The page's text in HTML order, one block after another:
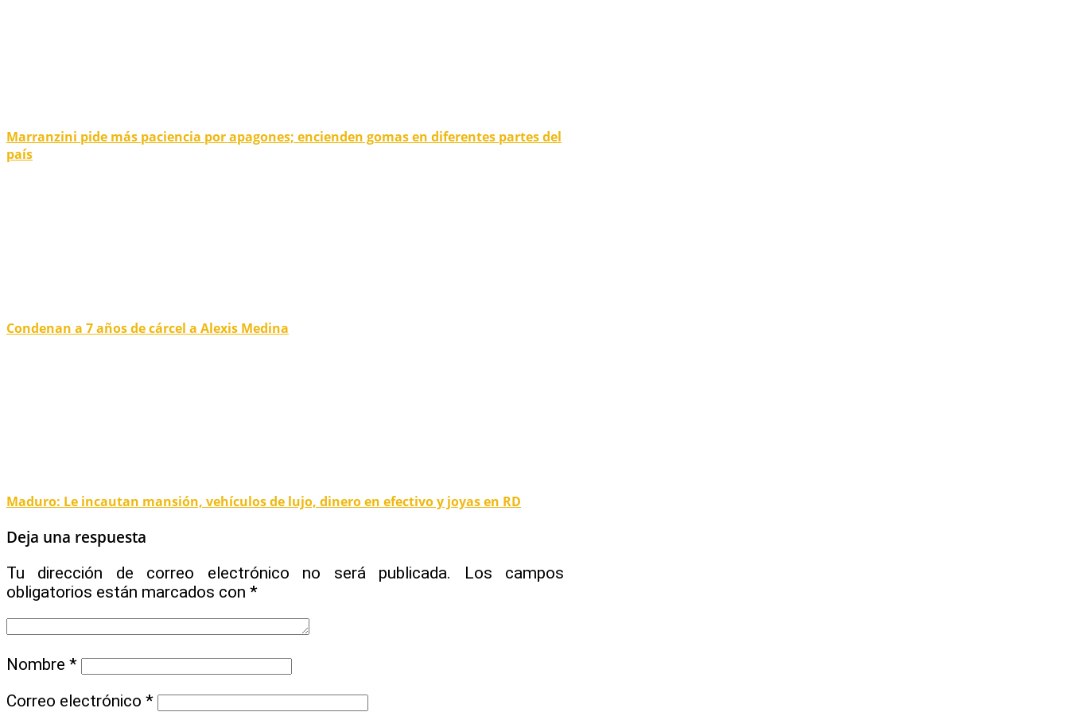
Marranzini pide más paciencia por apagones; encienden gomas en diferentes partes del
país
Condenan a 7 años de cárcel a Alexis Medina
Maduro: Le incautan mansión, vehículos de lujo, dinero en efectivo y joyas en RD
Deja una respuesta
Tu dirección de correo electrónico no será publicada.
Los campos
obligatorios están marcados con *
Nombre *
Correo electrónico *